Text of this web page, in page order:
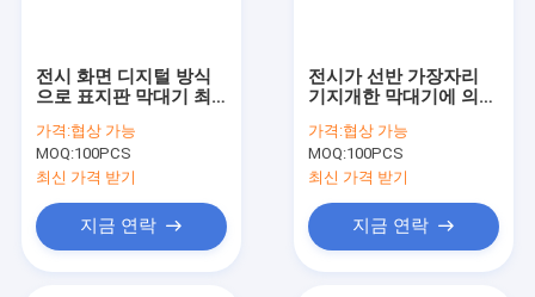
전시 화면 디지털 방식
으로 표지판 막대기 최
600cd/M2에 의하여 기
지개했습니다
가격:협상 가능
MOQ:100PCS
최신 가격 받기
지금 연락
전시가 선반 가장자리
기지개한 막대기에 의하
LTE 매우 넓게 기지개했
습니다
가격:협상 가능
MOQ:100PCS
최신 가격 받기
지금 연락